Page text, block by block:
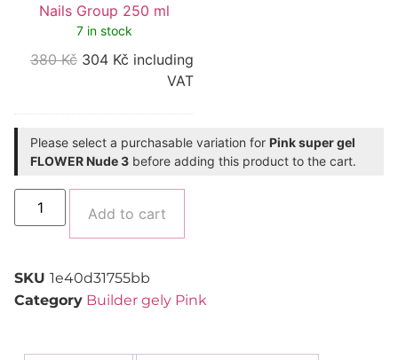
Nails Group 250 ml
7 in stock
380Kč 304 Kč including
VAT
Please select a purchasable variation for Pink super gel
FLOWER Nude 3 before adding this product to the cart.
Add to cart
SKU 1e40d31755bb
Category Builder gely Pink